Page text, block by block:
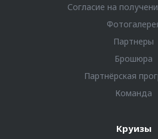
Согласие на
Партнеры
Брошюра
Партнёрская
Команда
Круизы